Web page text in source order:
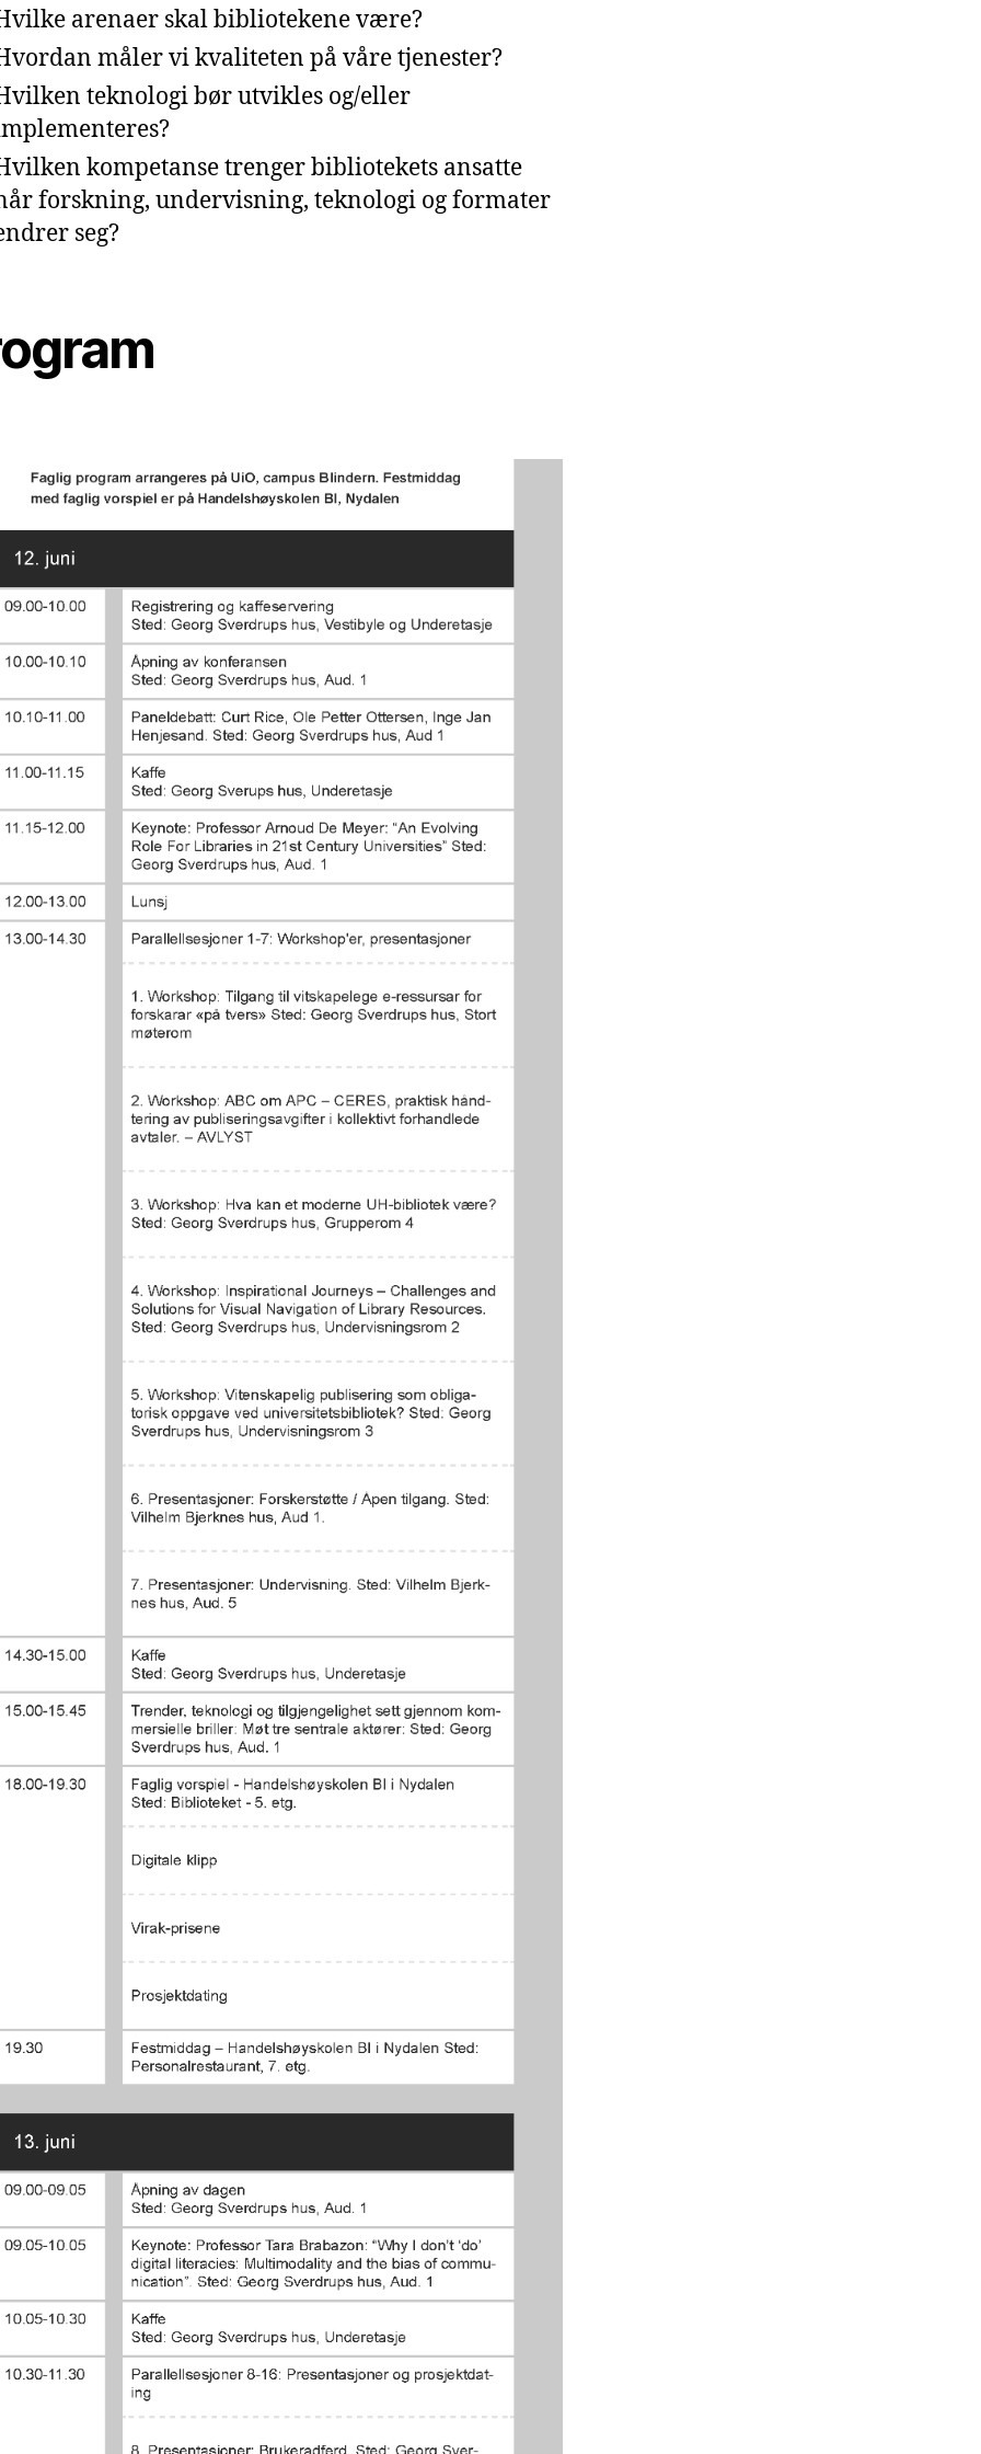
arenaer skal bibliotekene være?
måler vi kvaliteten på våre tjenester?
teknologi bør utvikles og/eller
kompetanse trenger bibliotekets ansatte
forskning, undervisning, teknologi og formater
seg?